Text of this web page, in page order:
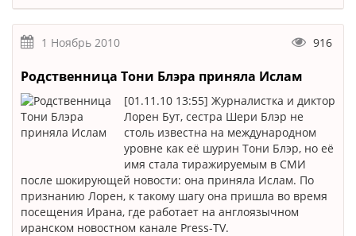
1 Ноябрь 2010 916
Родственница Тони Блэра приняла Ислам
[01.11.10 13:55] Журналистка и диктор
Лорен Бут, сестра Шери Блэр не
столь известна на международном
уровне как её шурин Тони Блэр, но её
имя стала тиражируемым в СМИ
после шокирующей новости: она приняла Ислам. По
признанию Лорен, к такому шагу она пришла во время
посещения Ирана, где работает на англоязычном
иранском новостном канале Press-TV.